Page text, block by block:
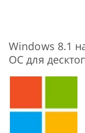
Windows 8.1
ОС для